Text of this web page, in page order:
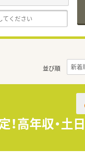
並び順
高年収・土